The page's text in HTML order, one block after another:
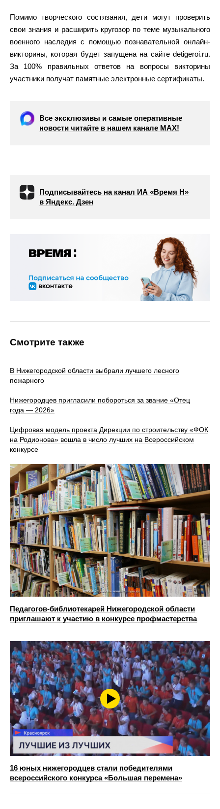
Помимо творческого состязания, дети могут проверить
свои знания и расширить кругозор по теме музыкального
военного наследия с помощью познавательной онлайн-
викторины, которая будет запущена на сайте detigeroi.ru.
За 100% правильных ответов на вопросы викторины
участники получат памятные электронные сертификаты.
Все эксклюзивы и самые оперативные
новости читайте в нашем канале МАХ!
Подписывайтесь на канал ИА «Время Н»
в Яндекс. Дзен
Смотрите также
В Нижегородской области выбрали лучшего лесного
пожарного
Нижегородцев пригласили побороться за звание «Отец
года — 2026»
Цифровая модель проекта Дирекции по строительству «ФОК
на Родионова» вошла в число лучших на Всероссийском
конкурсе
Педагогов-библиотекарей Нижегородской области
приглашают к участию в конкурсе профмастерства
16 юных нижегородцев стали победителями
всероссийского конкурса «Большая перемена»